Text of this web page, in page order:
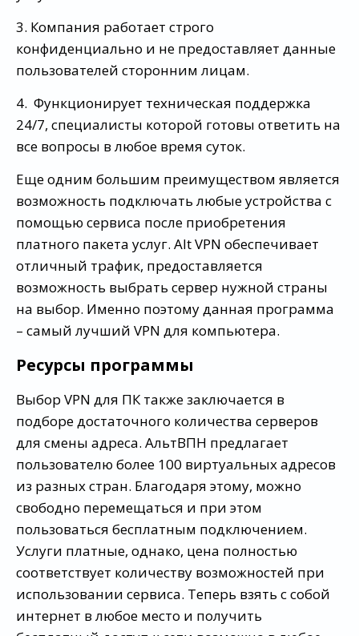
3. Компания работает строго
конфиденциально и не предоставляет данные
пользователей сторонним лицам.
4. Функционирует техническая поддержка
24/7, специалисты которой готовы ответить на
все вопросы в любое время суток.
Еще одним большим преимуществом является
возможность подключать любые устройства с
помощью сервиса после приобретения
платного пакета услуг. Alt VPN обеспечивает
отличный трафик, предоставляется
возможность выбрать сервер нужной страны
на выбор. Именно поэтому данная программа
– самый лучший VPN для компьютера.
Ресурсы программы
Выбор VPN для ПК также заключается в
подборе достаточного количества серверов
для смены адреса. АльтВПН предлагает
пользователю более 100 виртуальных адресов
из разных стран. Благодаря этому, можно
свободно перемещаться и при этом
пользоваться бесплатным подключением.
Услуги платные, однако, цена полностью
соответствует количеству возможностей при
использовании сервиса. Теперь взять с собой
интернет в любое место и получить